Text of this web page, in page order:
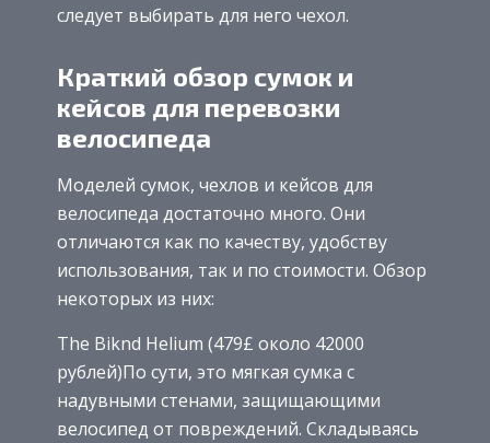
следует выбирать для него чехол.
Краткий обзор сумок и
кейсов для перевозки
велосипеда
Моделей сумок, чехлов и кейсов для
велосипеда достаточно много. Они
отличаются как по качеству, удобству
использования, так и по стоимости. Обзор
некоторых из них:
The Biknd Helium (479£ около 42000
рублей)По сути, это мягкая сумка с
надувными стенами, защищающими
велосипед от повреждений. Складываясь